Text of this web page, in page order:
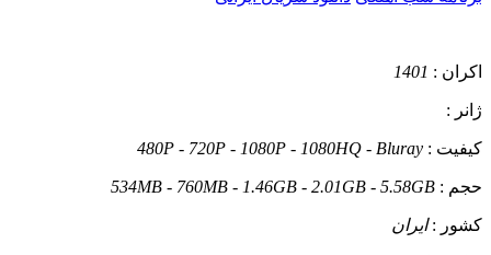
اکران : 1401
ژانر :
کیفیت : 480P - 720P - 1080P - 1080HQ - Bluray
حجم : 534MB - 760MB - 1.46GB - 2.01GB - 5.58GB
کشور :ایران